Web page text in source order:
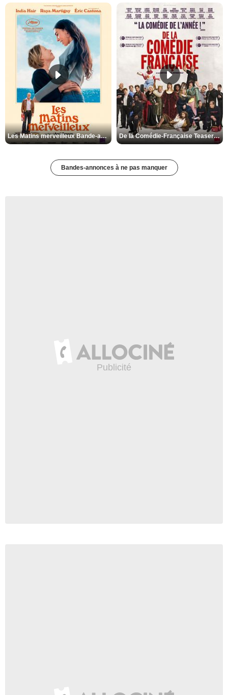
Les Matins merveilleux Bande-annonce VF De la Comédie-Française Teaser VF
Bandes-annonces à ne pas manquer